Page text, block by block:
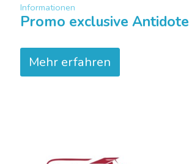
Informationen
Promo exclusive Antidote
Mehr erfahren